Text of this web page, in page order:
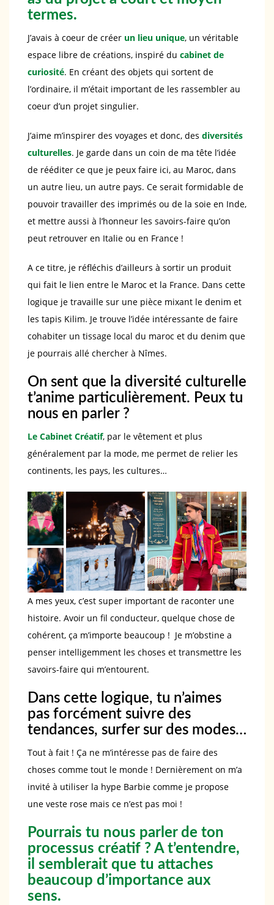
termes.
J’avais à coeur de créer un lieu unique, un véritable
espace libre de créations, inspiré du cabinet de
curiosité. En créant des objets qui sortent de
l’ordinaire, il m’était important de les rassembler au
coeur d’un projet singulier.
J’aime m’inspirer des voyages et donc, des diversités
culturelles. Je garde dans un coin de ma tête l’idée
de rééditer ce que je peux faire ici, au Maroc, dans
un autre lieu, un autre pays. Ce serait formidable de
pouvoir travailler des imprimés ou de la soie en Inde,
et mettre aussi à l’honneur les savoirs-faire qu’on
peut retrouver en Italie ou en France !
A ce titre, je réfléchis d’ailleurs à sortir un produit
qui fait le lien entre le Maroc et la France. Dans cette
logique je travaille sur une pièce mixant le denim et
les tapis Kilim. Je trouve l’idée intéressante de faire
cohabiter un tissage local du maroc et du denim que
je pourrais allé chercher à Nîmes.
On sent que la diversité culturelle
t’anime particulièrement. Peux tu
nous en parler ?
Le Cabinet Créatif, par le vêtement et plus
généralement par la mode, me permet de relier les
continents, les pays, les cultures…
A mes yeux, c’est super important de raconter une
histoire. Avoir un fil conducteur, quelque chose de
cohérent, ça m’importe beaucoup ! Je m’obstine a
penser intelligemment les choses et transmettre les
savoirs-faire qui m’entourent.
Dans cette logique, tu n’aimes
pas forcément suivre des
tendances, surfer sur des modes…
Tout à fait ! Ça ne m’intéresse pas de faire des
choses comme tout le monde ! Dernièrement on m’a
invité à utiliser la hype Barbie comme je propose
une veste rose mais ce n’est pas moi !
Pourrais tu nous parler de ton
processus créatif ? A t’entendre,
il semblerait que tu attaches
beaucoup d’importance aux
sens.